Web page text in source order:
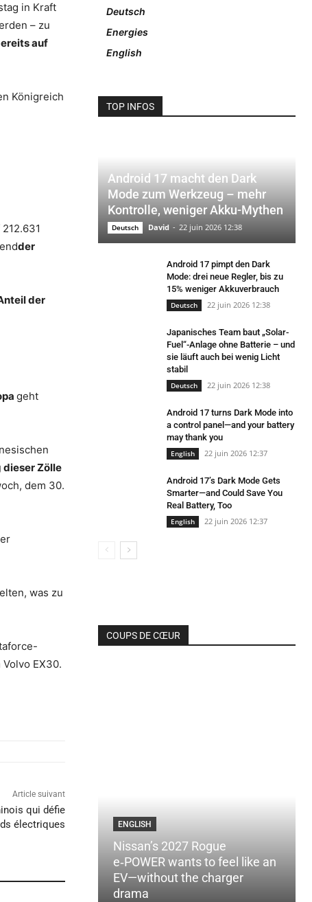
in Kraft
– zu
auf
Königreich
der
der
geht
Zölle
dem 30.
was zu
EX30.
Article suivant
qui défie
électriques
Deutsch
Energies
English
TOP INFOS
Android 17 macht den Dark
Mode zum Werkzeug – mehr
Kontrolle, weniger Akku-Mythen
Deutsch David - 22 juin 2026 12:38
Android 17 pimpt den Dark
Mode: drei neue Regler, bis zu
15% weniger Akkuverbrauch
Deutsch 22 juin 2026 12:38
Japanisches Team baut „Solar-
Fuel“-Anlage ohne Batterie – und
sie läuft auch bei wenig Licht
stabil
Deutsch 22 juin 2026 12:38
Android 17 turns Dark Mode into
a control panel—and your battery
may thank you
English 22 juin 2026 12:37
Android 17’s Dark Mode Gets
Smarter—and Could Save You
Real Battery, Too
English 22 juin 2026 12:37
COUPS DE CŒUR
ENGLISH
Nissan’s 2027 Rogue
e‑POWER wants to feel like an
EV—without the charger
drama